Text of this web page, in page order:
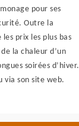
pour ses
Outre la
prix les plus bas
la chaleur d’un
soirées d’hiver.
son site web.